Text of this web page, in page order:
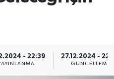
- 22:39 27.12.2024 -
GÜNCELLEME